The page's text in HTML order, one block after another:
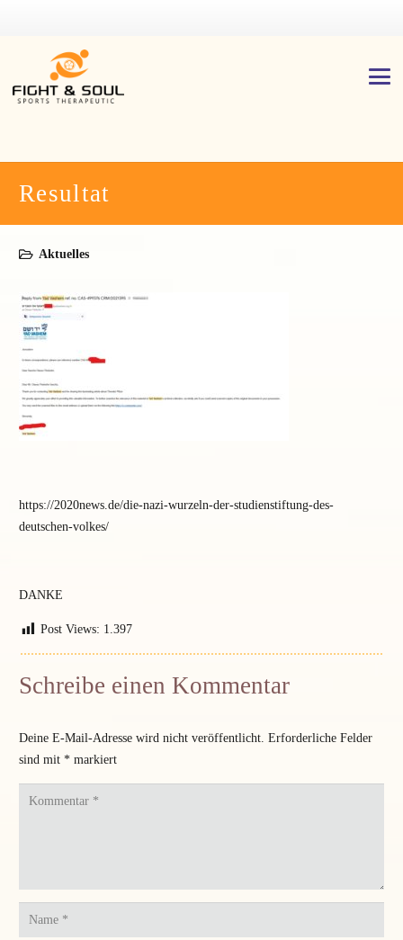
Resultat
Aktuelles
https://2020news.de/die-nazi-wurzeln-der-studienstiftung-des-
deutschen-volkes/
DANKE
Post Views: 1.397
Schreibe einen Kommentar
Deine E-Mail-Adresse wird nicht veröffentlicht. Erforderliche Felder
sind mit * markiert